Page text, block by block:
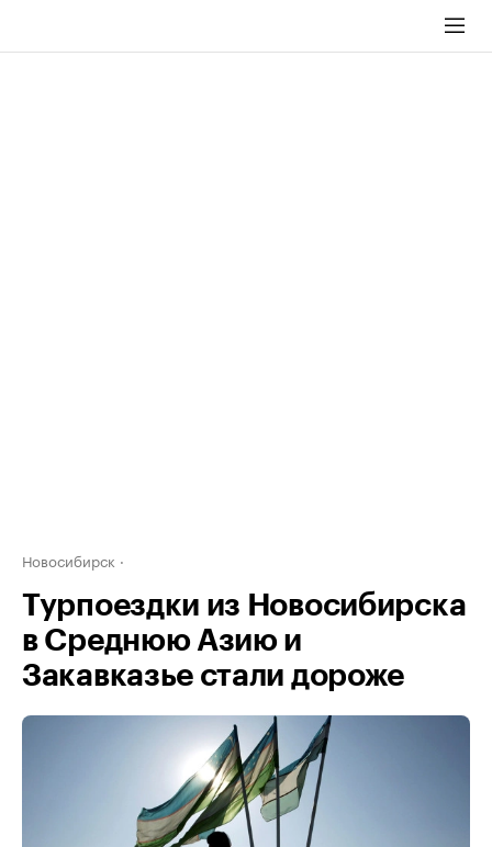
Новосибирск
Турпоездки из Новосибирска
в Среднюю Азию и
Закавказье стали дороже